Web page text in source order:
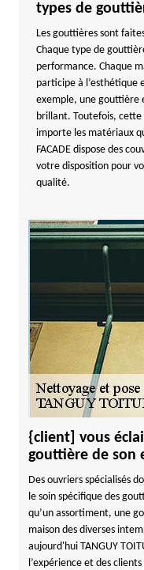
types de
Les gouttières sont
Chaque type de
performance. Chaque
participe à l’esthétique
exemple, une gouttière
brillant. Toutefois,
importe les matériaux
FACADE dispose des
votre disposition pour
qualité.
{client] vous
gouttière de son
Des ouvriers spécialisés
le soin spécifique des
qu’un assortiment, une
maison des diverses
aujourd'hui TANGUY
l’expérience et des